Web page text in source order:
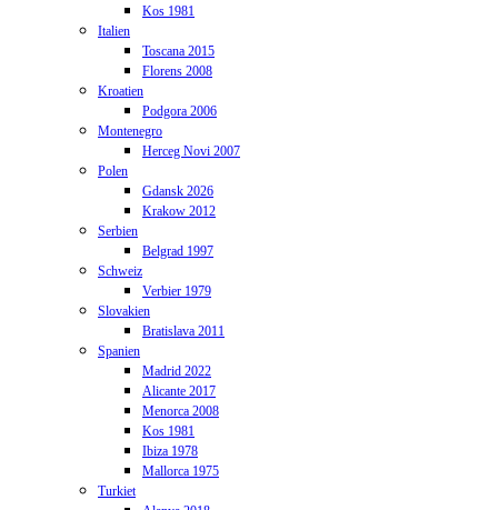
Kos 1981
Italien
Toscana 2015
Florens 2008
Kroatien
Podgora 2006
Montenegro
Herceg Novi 2007
Polen
Gdansk 2026
Krakow 2012
Serbien
Belgrad 1997
Schweiz
Verbier 1979
Slovakien
Bratislava 2011
Spanien
Madrid 2022
Alicante 2017
Menorca 2008
Kos 1981
Ibiza 1978
Mallorca 1975
Turkiet